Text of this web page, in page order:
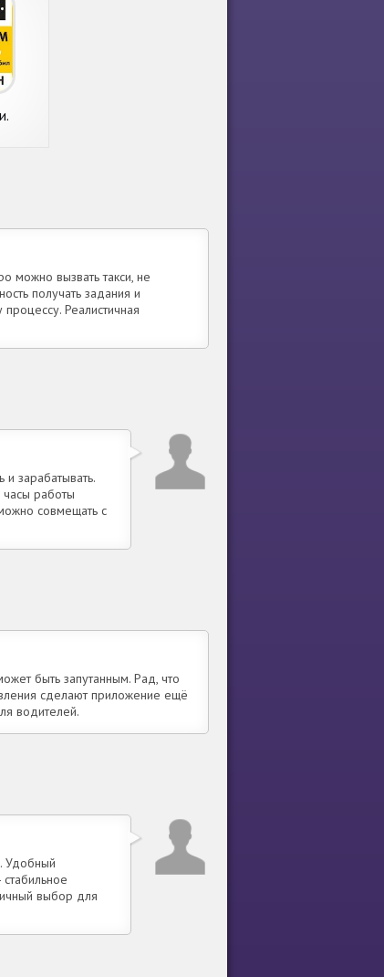
можно вызвать такси, не
получать задания и
Реалистичная
зарабатывать.
работы
совмещать с
быть запутанным. Рад, что
сделают приложение ещё
водителей.
Удобный
выбор для